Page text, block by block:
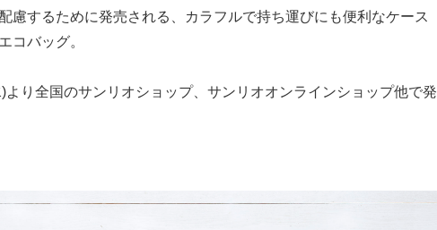
慮するために発売される、カラフルで持ち運びにも便利なケース
コバッグ。
より全国のサンリオショップ、サンリオオンラインショップ他で発